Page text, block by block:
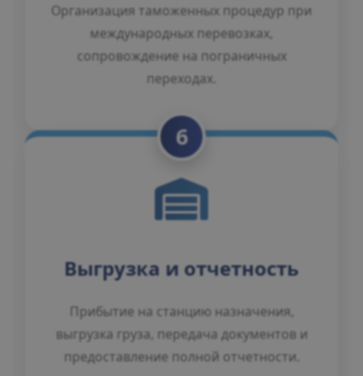
Организация таможенных процедур при
международных перевозках,
сопровождение на пограничных
переходах.
6
Выгрузка и отчетность
Прибытие на станцию назначения,
выгрузка груза, передача документов и
предоставление полной отчетности.